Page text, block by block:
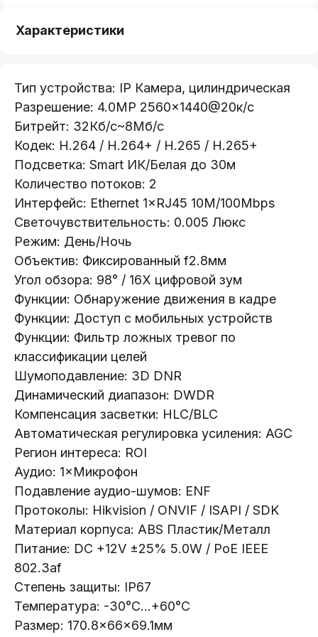
Характеристики
Тип устройства: IP Камера, цилиндрическая
Разрешение: 4.0MP 2560×1440@20к/с
Битрейт: 32Кб/с~8Мб/с
Кодек: H.264 / H.264+ / H.265 / H.265+
Подсветка: Smart ИК/Белая до 30м
Количество потоков: 2
Интерфейс: Ethernet 1×RJ45 10M/100Mbps
Светочувствительность: 0.005 Люкс
Режим: День/Ночь
Oбъектив: Фиксированный f2.8мм
Угoл обзора: 98° / 16X цифровой зум
Функции: Обнаружение движения в кадре
Функции: Доступ с мобильных устройств
Функции: Фильтр ложных тревог по
классификации целей
Шумоподавление: 3D DNR
Динамический диапазон: DWDR
Компенсация засветки: HLC/BLC
Автоматическая регулировка усиления: AGC
Регион интереса: ROI
Аудио: 1×Микрофон
Подавление аудио-шумов: ENF
Протоколы: Hikvision / ONVIF / ISAPI / SDK
Материал корпуса: ABS Пластик/Металл
Питание: DC +12V ±25% 5.0W / PoE IEEE
802.3af
Степень защиты: IP67
Температура: -30°C...+60°C
Размер: 170.8×66×69.1мм
Стать партнером
О компании
info@lokt.by
Сетевое оборудование
Интерактивные панели
Видеодомофоны
Системы контроля доступа
Носители информации
Видеонаблюдение
+375 (29) 111-66-33
Телефон:
ул. Буденного 41
ул. Веры Хоружей, 32А
Каталог:
Информация:
Почта: